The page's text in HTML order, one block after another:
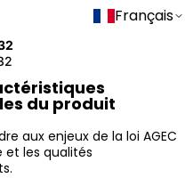
Français
du produit
aux enjeux de la loi AGEC
et les qualités